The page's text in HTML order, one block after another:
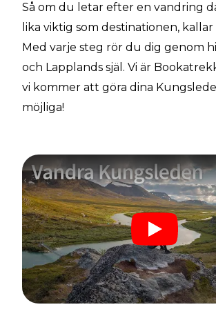
Så om du letar efter en vandring
lika viktig som destinationen,
Med varje steg rör du dig genom
och Lapplands själ. Vi är
vi kommer att göra dina
möjliga!